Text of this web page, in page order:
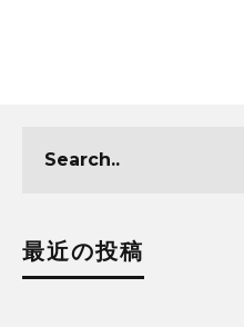
最近の投稿